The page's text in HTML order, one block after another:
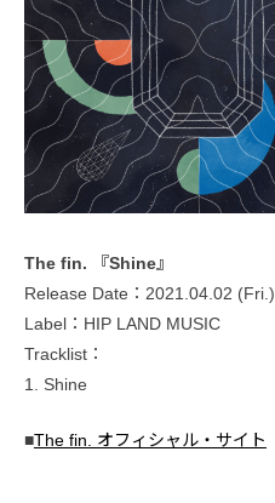
The fin. 『Shine』
Release Date：2021.04.02 (Fri.)
Label：HIP LAND MUSIC
Tracklist：
1. Shine
■The fin. オフィシャル・サイト